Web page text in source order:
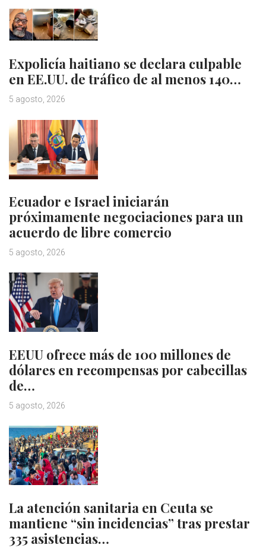
Expolicía haitiano se declara culpable
en EE.UU. de tráfico de al menos 140…
5 agosto, 2026
Ecuador e Israel iniciarán
próximamente negociaciones para un
acuerdo de libre comercio
5 agosto, 2026
EEUU ofrece más de 100 millones de
dólares en recompensas por cabecillas
de…
5 agosto, 2026
La atención sanitaria en Ceuta se
mantiene “sin incidencias” tras prestar
335 asistencias…